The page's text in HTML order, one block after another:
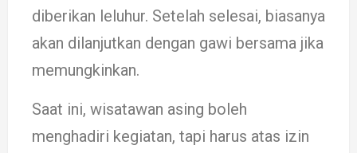
diberikan le­luhur. Setelah selesai, bia­sa­nya
akan dilanjutkan de­ngan gawi bersama jika
memungkinkan.
Saat ini, wisatawan asing bo­leh
menghadiri kegiatan, tapi harus atas izin